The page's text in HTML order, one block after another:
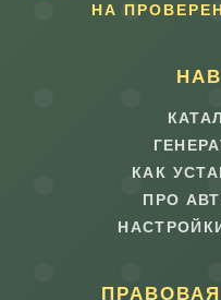
НА
КАК
ПРО